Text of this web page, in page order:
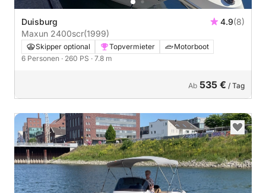
Duisburg 4.9(8)
Maxun 2400scr(1999)
Skipper optional Topvermieter
Motorboot
6 Personen · 260 PS · 7.8 m
Ab 535 € / Tag